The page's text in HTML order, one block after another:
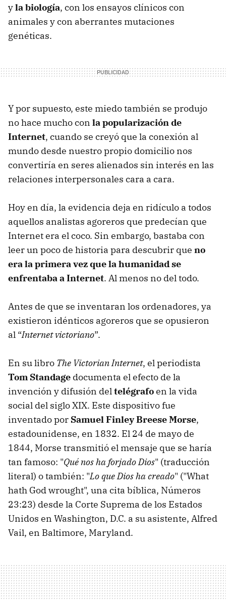
yla biología, con los ensayos clínicos con
animales y con aberrantes mutaciones
genéticas.
Y por supuesto, este miedo también se produjo
no hace mucho con la popularización de
Internet, cuando se creyó que la conexión al
mundo desde nuestro propio domicilio nos
convertiría en seres alienados sin interés en las
relaciones interpersonales cara a cara.
Hoy en día, la evidencia deja en ridículo a todos
aquellos analistas agoreros que predecían que
Internet era el coco. Sin embargo, bastaba con
leer un poco de historia para descubrir que no
era la primera vez que la humanidad se
enfrentaba a Internet. Al menos no del todo.
Antes de que se inventaran los ordenadores, ya
existieron idénticos agoreros que se opusieron
al “Internet victoriano”.
En su libro The Victorian Internet, el periodista
Tom Standage documenta el efecto de la
invención y difusión deltelégrafoen la vida
social del siglo XIX. Este dispositivo fue
inventado por Samuel Finley Breese Morse,
estadounidense, en 1832. El 24 de mayo de
1844, Morse transmitió el mensaje que se haría
tan famoso: "Qué nos ha forjado Dios" (traducción
literal) o también: "Lo que Dios ha creado" ("What
hath God wrought", una cita bíblica, Números
23:23) desde la Corte Suprema de los Estados
Unidos en Washington, D.C. a su asistente, Alfred
Vail, en Baltimore, Maryland.